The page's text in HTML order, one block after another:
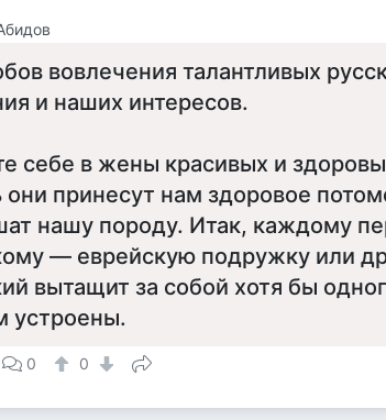
вовлечения талантливых
и наших интересов.
себе в жены красивых и
они принесут нам здоровое
нашу породу. Итак, каждому
— еврейскую подружку или
вытащит за собой хотя бы
устроены.
0 0